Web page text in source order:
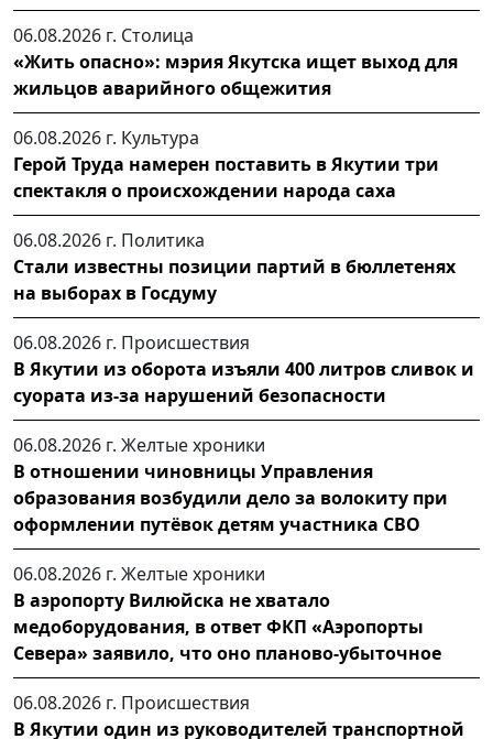
06.08.2026 г. Столица
«Жить опасно»: мэрия Якутска ищет выход для
жильцов аварийного общежития
06.08.2026 г. Культура
Герой Труда намерен поставить в Якутии три
спектакля о происхождении народа саха
06.08.2026 г. Политика
Стали известны позиции партий в бюллетенях
на выборах в Госдуму
06.08.2026 г. Происшествия
В Якутии из оборота изъяли 400 литров сливок и
суората из-за нарушений безопасности
06.08.2026 г. Желтые хроники
В отношении чиновницы Управления
образования возбудили дело за волокиту при
оформлении путёвок детям участника СВО
06.08.2026 г. Желтые хроники
В аэропорту Вилюйска не хватало
медоборудования, в ответ ФКП «Аэропорты
Севера» заявило, что оно планово-убыточное
06.08.2026 г. Происшествия
В Якутии один из руководителей транспортной